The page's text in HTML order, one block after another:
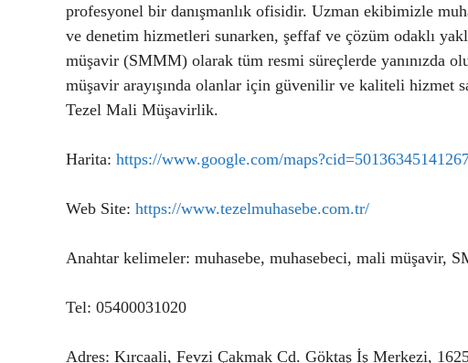
profesyonel bir danışmanlık ofisidir. Uzman ekibimizle
ve denetim hizmetleri sunarken, şeffaf ve çözüm odaklı
müşavir (SMMM) olarak tüm resmi süreçlerde yanınızda
müşavir arayışında olanlar için güvenilir ve kaliteli hizmet
Tezel Mali Müşavirlik.
Harita: https://www.google.com/
Web Site: https://www.tezelmuhasebe.com.tr/
Anahtar kelimeler: muhasebe, muhasebeci, mali müşavir,
Tel: 05400031020
Adres: Kırcaali, Fevzi Çakmak Cd. Göktaş İş Merkezi,